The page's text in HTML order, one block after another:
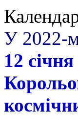
У 2022-
12